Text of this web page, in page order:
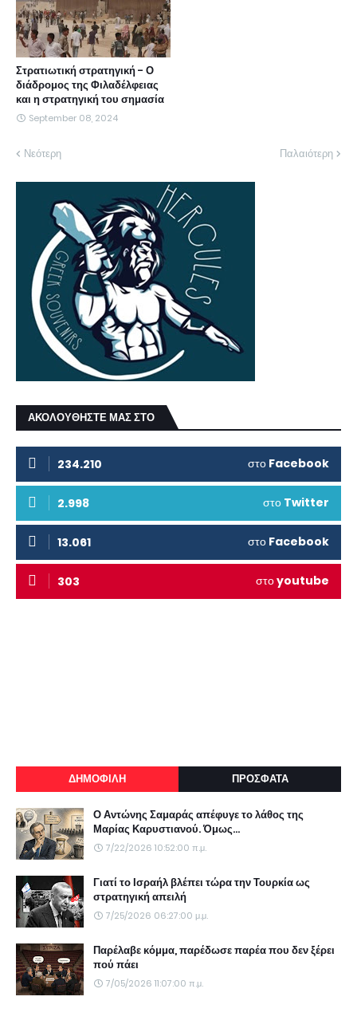
Στρατιωτική στρατηγική - Ο
διάδρομος της Φιλαδέλφειας
και η στρατηγική του σημασία
September 08, 2024
Νεότερη Παλαιότερη
ΑΚΟΛΟΥΘΗΣΤΕ ΜΑΣ ΣΤΟ
234.210 στο Facebook
2.998 στο Twitter
13.061 στο Facebook
303 στοyoutube
ΔΗΜΟΦΙΛΗ ΠΡΟΣΦΑΤΑ
Ο Αντώνης Σαμαράς απέφυγε το λάθος της
Μαρίας Καρυστιανού. Όμως...
7/22/2026 10:52:00 π.μ.
Γιατί το Ισραήλ βλέπει τώρα την Τουρκία ως
στρατηγική απειλή
7/25/2026 06:27:00 μ.μ.
Παρέλαβε κόμμα, παρέδωσε παρέα που δεν ξέρει
πού πάει
7/05/2026 11:07:00 π.μ.